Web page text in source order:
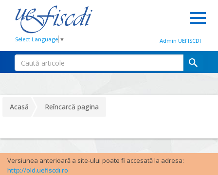
Select Language ▼ Admin UEFISCDI
Acasă Reîncarcă pagina
Versiunea anterioară a site-ului poate fi accesată la adresa:
http://old.uefiscdi.ro